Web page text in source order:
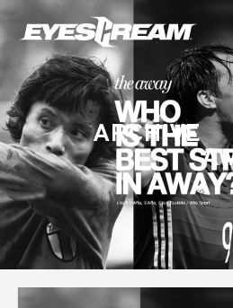
ARCHIVE